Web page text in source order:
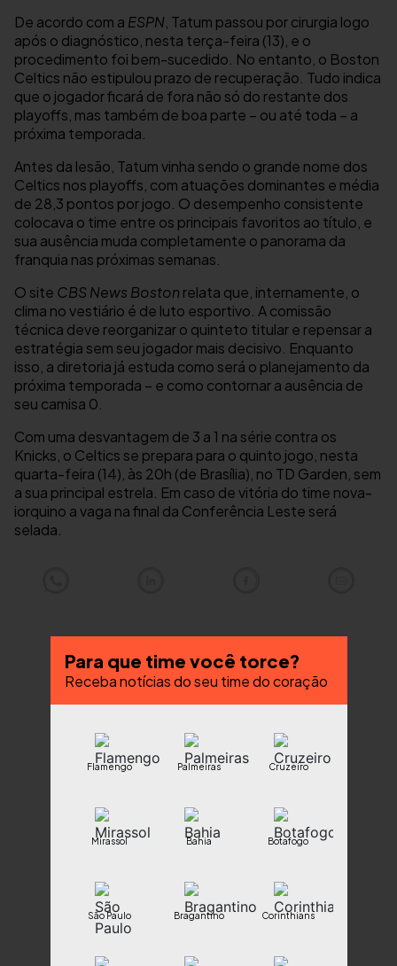
De acordo com a ESPN, Tatum passou por cirurgia logo
após o diagnóstico, nesta terça-feira (13), e o
procedimento foi bem-sucedido. No entanto, o Boston
Celtics não estipulou prazo de recuperação. Tudo indica
que o jogador ficará de fora não só do restante dos
playoffs, mas também de boa parte – ou até toda – a
próxima temporada.
Antes da lesão, Tatum vinha sendo o grande nome dos
Celtics nos playoffs, com atuações dominantes e média
de 28,3 pontos por jogo. O desempenho consistente
colocava o time entre os principais favoritos ao título, e
sua ausência muda completamente o panorama da
franquia nas próximas semanas.
O site CBS News Boston relata que, internamente, o
clima no vestiário é de luto esportivo. A comissão
técnica deve reorganizar o quinteto titular e repensar a
estratégia sem seu jogador mais decisivo. Enquanto
isso, a diretoria já estuda como será o planejamento da
próxima temporada – e como contornar a ausência de
seu camisa 0.
Com uma desvantagem de 3 a 1 na série contra os
Knicks, o Celtics se prepara para o quinto jogo, nesta
quarta-feira (14), às 20h (de Brasília), no TD Garden, sem
a sua principal estrela. Em caso de vitória do time nova-
iorquino a vaga na final da Conferência Leste será
selada.
Para que time você torce?
Receba notícias do seu time do coração
Flamengo Palmeiras Cruzeiro
Mirassol Bahia Botafogo
São Paulo Bragantino Corinthians